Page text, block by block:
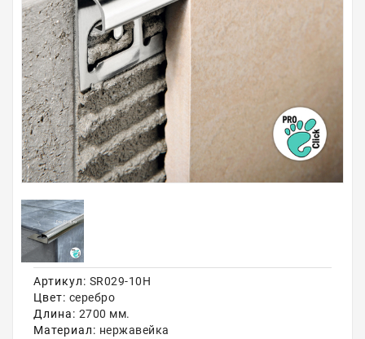
Крепёж и крепления
Садовая мебель
Оплата
Доставка
Самовывоз
Акции
Артикул: SR029-10H
Цвет: серебро
Длина: 2700 мм.
Материал: нержавейка